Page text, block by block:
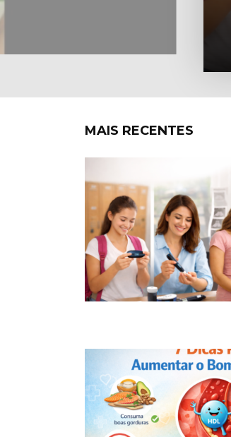
MAIS RECENTES